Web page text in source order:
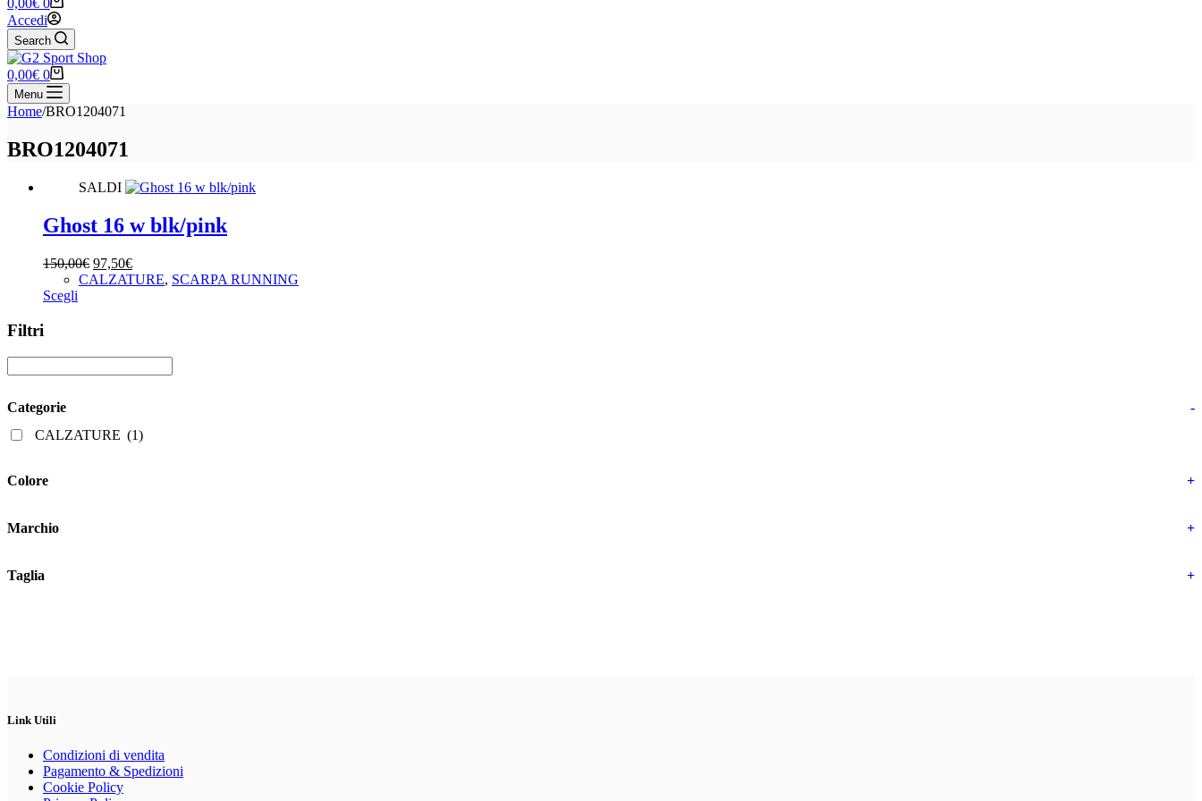
0,00€ 0
Accedi
Search
Carrello
0,00€ 0
Menu
Home/BRO1204071
BRO1204071
SALDI
Ghost 16 w blk/pink
150,00€ Il
prezzo
97,50€Il
prezzo
CALZATURE, SCARPA RUNNING
Scegli
varianti.
Le
scelte
Filtri
Categorie
-
CALZATURE (1)
Colore +
Marchio +
Taglia +
Link Utili
Condizioni di vendita
Pagamento & Spedizioni
Cookie Policy